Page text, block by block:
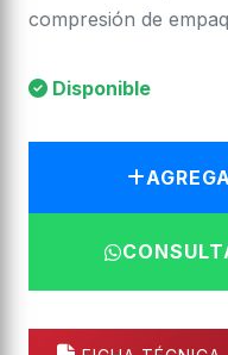
compresión de
Disponible